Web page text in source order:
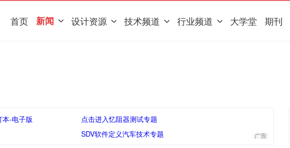
首页 新闻 设计资源 技术频道 行业频道 大学堂 期刊
本-电子版
点击进入忆阻器测试专题
SDV软件定义汽车技术专题